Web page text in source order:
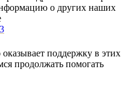
о других наших
поддержку в этих
продолжать помогать